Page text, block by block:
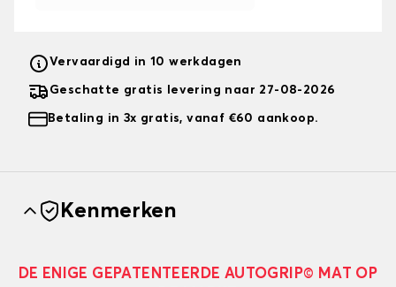
Vervaardigd in 10 werkdagen
Geschatte gratis levering naar 27-08-2026
Betaling in 3x gratis, vanaf €60 aankoop.
Kenmerken
DE ENIGE GEPATENTEERDE AUTOGRIP© MAT OP